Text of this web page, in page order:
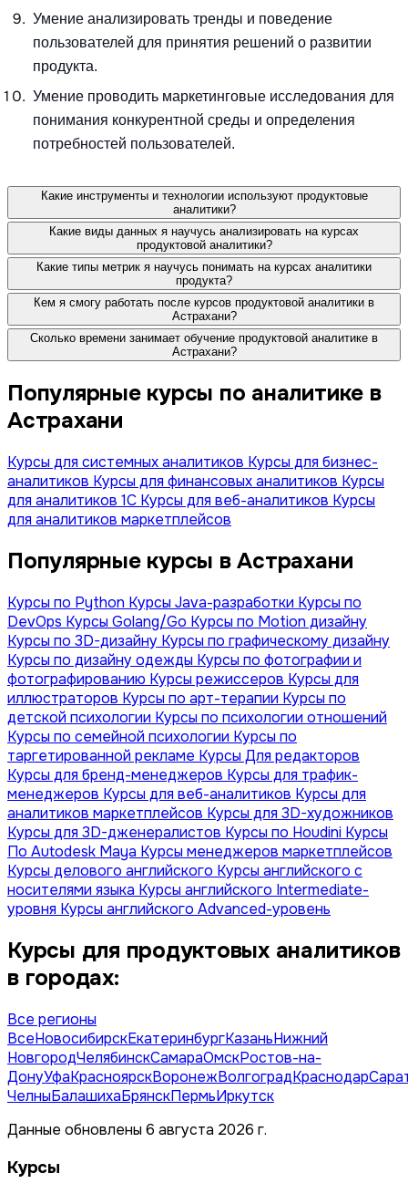
Умение анализировать тренды и поведение
пользователей для принятия решений о развитии
продукта.
Умение проводить маркетинговые исследования для
понимания конкурентной среды и определения
потребностей пользователей.
Какие инструменты и технологии используют продуктовые
аналитики?
Какие виды данных я научусь анализировать на курсах
продуктовой аналитики?
Какие типы метрик я научусь понимать на курсах аналитики
продукта?
Кем я смогу работать после курсов продуктовой аналитики в
Астрахани?
Сколько времени занимает обучение продуктовой аналитике в
Астрахани?
Популярные курсы по аналитике в
Астрахани
Курсы для системных аналитиков Курсы для бизнес-
аналитиков Курсы для финансовых аналитиков Курсы
для аналитиков 1C Курсы для веб-аналитиков Курсы
для аналитиков маркетплейсов
Популярные курсы в Астрахани
Курсы по Python Курсы Java-разработки Курсы по
DevOps Курсы Golang/Go Курсы по Motion дизайну
Курсы по 3D-дизайну Курсы по графическому дизайну
Курсы по дизайну одежды Курсы по фотографии и
фотографированию Курсы режиссеров Курсы для
иллюстраторов Курсы по арт-терапии Курсы по
детской психологии Курсы по психологии отношений
Курсы по семейной психологии Курсы по
таргетированной рекламе Курсы Для редакторов
Курсы для бренд-менеджеров Курсы для трафик-
менеджеров Курсы для веб-аналитиков Курсы для
аналитиков маркетплейсов Курсы для 3D-художников
Курсы для 3D-дженералистов Курсы по Houdini Курсы
По Autodesk Maya Курсы менеджеров маркетплейсов
Курсы делового английского Курсы английского с
носителями языка Курсы английского Intermediate-
уровня Курсы английского Advanced-уровень
Курсы для продуктовых аналитиков
в городах:
Все регионы
ВсеНовосибирскЕкатеринбургКазаньНижний
НовгородЧелябинскСамараОмскРостов-на-
ДонуУфаКрасноярскВоронежВолгоградКраснодар
ЧелныБалашихаБрянскПермьИркутск
Данные обновлены 6 августа 2026 г.
Курсы